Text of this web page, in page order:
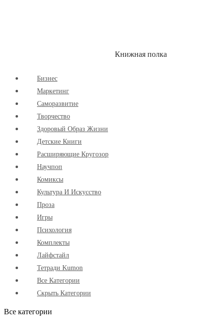
Книжная полка
Бизнес
Маркетинг
Cаморазвитие
Творчество
Здоровый Образ Жизни
Детские Книги
Расширяющие Кругозор
Научпоп
Комиксы
Культура И Искусство
Проза
Игры
Психология
Комплекты
Лайфстайл
Тетради Kumon
Все Категории
Скрыть Категории
Все категории